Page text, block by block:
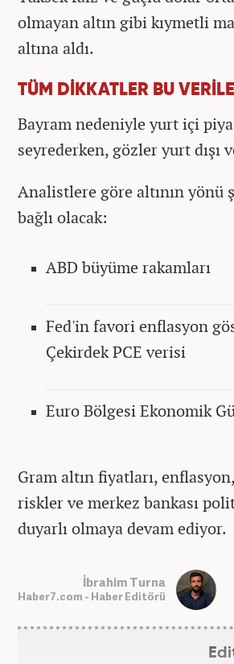
olmayan altın gibi kıymetli
altına aldı.
TÜM DİKKATLER BU
Bayram nedeniyle yurt içi
seyrederken, gözler yurt dışı
Analistlere göre altının yönü
bağlı olacak:
ABD büyüme rakamları
Fed'in favori enflasyon
Çekirdek PCE verisi
Euro Bölgesi Ekonomik
Gram altın fiyatları,
riskler ve merkez bankası
duyarlı olmaya devam ediyor.
İbrahim Turna
Haber7.com - Haber Editörü